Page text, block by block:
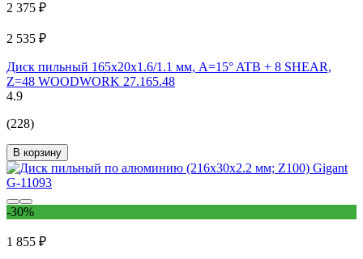
2 375 ₽
2 535 ₽
Диск пильный 165x20x1.6/1.1 мм, A=15° ATB + 8 SHEAR,
Z=48 WOODWORK 27.165.48
4.9
(228)
В корзину
-30%
1 855 ₽